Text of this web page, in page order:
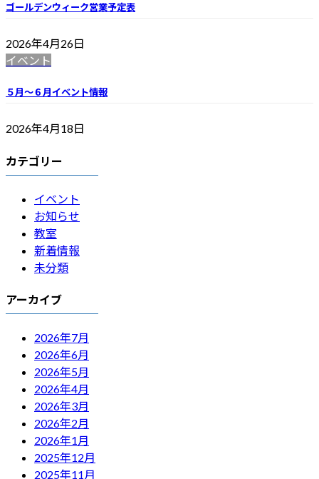
ゴールデンウィーク営業予定表
2026年4月26日
イベント
５月～６月イベント情報
2026年4月18日
カテゴリー
イベント
お知らせ
教室
新着情報
未分類
アーカイブ
2026年7月
2026年6月
2026年5月
2026年4月
2026年3月
2026年2月
2026年1月
2025年12月
2025年11月